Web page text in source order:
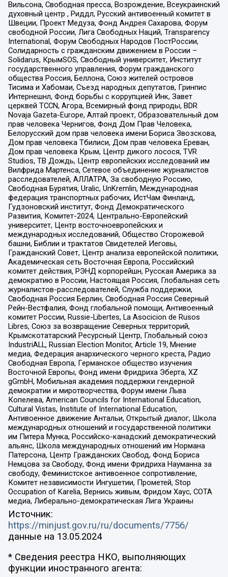
Вильсона, Свободная пресса, Возрождение, Всеукраинский
духовный центр , Риддл, Русский антивоенный комитет в
Швеции, Проект Медуза, Фонд Андрея Сахарова, Форум
свободной России, Лига Свободных Наций, Transparеncy
International, Форум Свободных Народов ПостРоссии,
Солидарность с гражданским движением в России –
Solidarus, КрымSOS, Свободный университет, Институт
государственного управления, Форум гражданского
общества Россия, Беллона, Союз жителей островов
Тисима и Хабомаи, Съезд народных депутатов, Гринпис
Интернешнл, Фонд борьбы с коррупцией Инк, Завет
церквей TCCN, Агора, Всемирный фонд природы, BDR
Novaja Gazeta-Europe, Алтай проект, Образовательный дом
прав человека Чернигов, Фонд Дом Прав Человека,
Белорусский дом прав человека имени Бориса Звозскова,
Дом прав человека Тбилиси, Дом прав человека Ереван,
Дом прав человека Крым, Центр дикого лосося, TVR
Studios, ТВ Дождь, Центр европейских исследований им
Вилфрида Мартенса, Сетевое объединение журналистов
расследователей, АЛЛАТРА, За свободную Россию,
Свободная Бурятия, Uralic, UnKremlin, Международная
федерация транспортных рабочих, ИстЧам Финланд,
Гудзоновский институт, Фонд Демократического
Развития, Комитет-2024, Центрально-Европейский
университет, Центр восточноевропейских и
международных исследований, Общество Сторожевой
башни, Библии и трактатов Свидетелей Иеговы,
Гражданский Совет, Центр анализа европейской политики,
Академическая сеть Восточная Европа, Российский
комитет действия, РЭНД корпорейшн, Русская Америка за
демократию в России, Настоящая Россия, Глобальная сеть
журналистов-расследователей, Служба поддержки,
Свободная Россия Берлин, Свободная Россия Северный
Рейн-Вестфалия, Фонд глобальной помощи, Антивоенный
комитет России, Russie-Libertes, La Asocicion de Rusos
Libres, Союз за возвращение Северных территорий,
Крымскотатарский Ресурсный Центр, Глобальный союз
IndustriALL, Russian Election Monitor, Article 19, Мнение
медиа, Федерация анархического черного креста, Радио
Свободная Европа, Германское общество изучения
Восточной Европы, Фонд имени Фридриха Эберта, XZ
gGmbH, Мобильная академия поддержки гендерной
демократии и миротворчества, Форум имени Льва
Копелева, American Councils for International Education,
Cultural Vistas, Institute of International Education,
Антивоенное движение Антальи, Открытый диалог, Школа
международных отношений и государственной политики
им Питера Мунка, Российско-канадский демократический
альянс, Школа международных отношений им Нормана
Патерсона, Центр Гражданских Свобод, Фонд Бориса
Немцова за Свободу, Фонд имени Фридриха Науманна за
свободу, Феминистское антивоенное сопротивление,
Комитет независимости Ингушетии, Прометей, Stop
Occupation of Karelia, Вернись живым, Фридом Хаус, СОТА
медиа, Либерально-демократическая Лига Украины
Источник:
https://minjust.gov.ru/ru/documents/7756/
данные на 13.05.2024
* Сведения реестра НКО, выполняющих
функции иностранного агента: